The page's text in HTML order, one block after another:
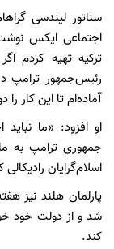
سناتور لیندسی
اجتماعی ایکس
ترکیه تهیه کردم
رئیس‌جمهور
آماده‌ام تا این کار
او افزود: «ما
جمهوری ترامپ به
اسلام‌گرایان
پارلمان هلند نیز
شد و از دولت خود
کند.